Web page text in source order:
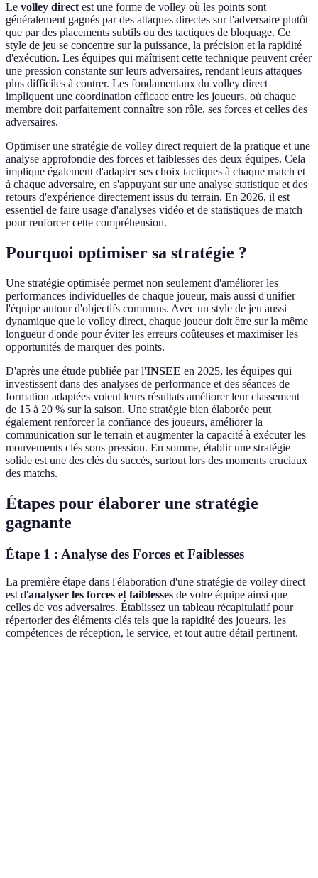
Le volley directest une forme de volley où les points sont
généralement gagnés par des attaques directes sur l'adversaire plutôt
que par des placements subtils ou des tactiques de bloquage. Ce
style de jeu se concentre sur la puissance, la précision et la rapidité
d'exécution. Les équipes qui maîtrisent cette technique peuvent créer
une pression constante sur leurs adversaires, rendant leurs attaques
plus difficiles à contrer. Les fondamentaux du volley direct
impliquent une coordination efficace entre les joueurs, où chaque
membre doit parfaitement connaître son rôle, ses forces et celles des
adversaires.
Optimiser une stratégie de volley direct requiert de la pratique et une
analyse approfondie des forces et faiblesses des deux équipes. Cela
implique également d'adapter ses choix tactiques à chaque match et
à chaque adversaire, en s'appuyant sur une analyse statistique et des
retours d'expérience directement issus du terrain. En 2026, il est
essentiel de faire usage d'analyses vidéo et de statistiques de match
pour renforcer cette compréhension.
Pourquoi optimiser sa stratégie ?
Une stratégie optimisée permet non seulement d'améliorer les
performances individuelles de chaque joueur, mais aussi d'unifier
l'équipe autour d'objectifs communs. Avec un style de jeu aussi
dynamique que le volley direct, chaque joueur doit être sur la même
longueur d'onde pour éviter les erreurs coûteuses et maximiser les
opportunités de marquer des points.
D'après une étude publiée par l'INSEE en 2025, les équipes qui
investissent dans des analyses de performance et des séances de
formation adaptées voient leurs résultats améliorer leur classement
de 15 à 20 % sur la saison. Une stratégie bien élaborée peut
également renforcer la confiance des joueurs, améliorer la
communication sur le terrain et augmenter la capacité à exécuter les
mouvements clés sous pression. En somme, établir une stratégie
solide est une des clés du succès, surtout lors des moments cruciaux
des matchs.
Étapes pour élaborer une stratégie
gagnante
Étape 1 : Analyse des Forces et Faiblesses
La première étape dans l'élaboration d'une stratégie de volley direct
est d'analyser les forces et faiblesses de votre équipe ainsi que
celles de vos adversaires. Établissez un tableau récapitulatif pour
répertorier des éléments clés tels que la rapidité des joueurs, les
compétences de réception, le service, et tout autre détail pertinent.